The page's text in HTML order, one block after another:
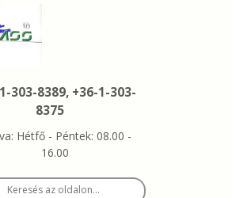
303-8389, +36-1-303-
8375
Hétfő - Péntek: 08.00 -
16.00
Keresés az oldalon…